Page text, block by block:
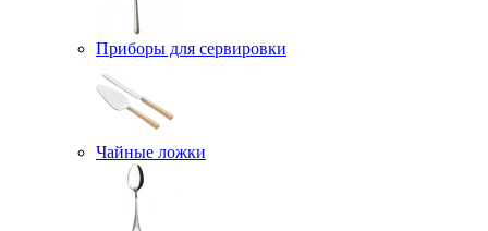
Приборы для сервировки
Чайные ложки